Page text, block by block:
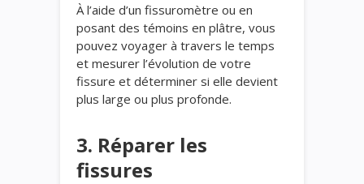
À l’aide d’un fissuromètre ou en
posant des témoins en plâtre, vous
pouvez voyager à travers le temps
et mesurer l’évolution de votre
fissure et déterminer si elle devient
plus large ou plus profonde.
3. Réparer les
fissures